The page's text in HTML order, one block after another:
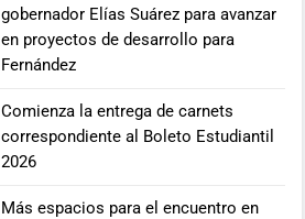
gobernador Elías Suárez para avanzar
en proyectos de desarrollo para
Fernández
Comienza la entrega de carnets
correspondiente al Boleto Estudiantil
2026
Más espacios para el encuentro en